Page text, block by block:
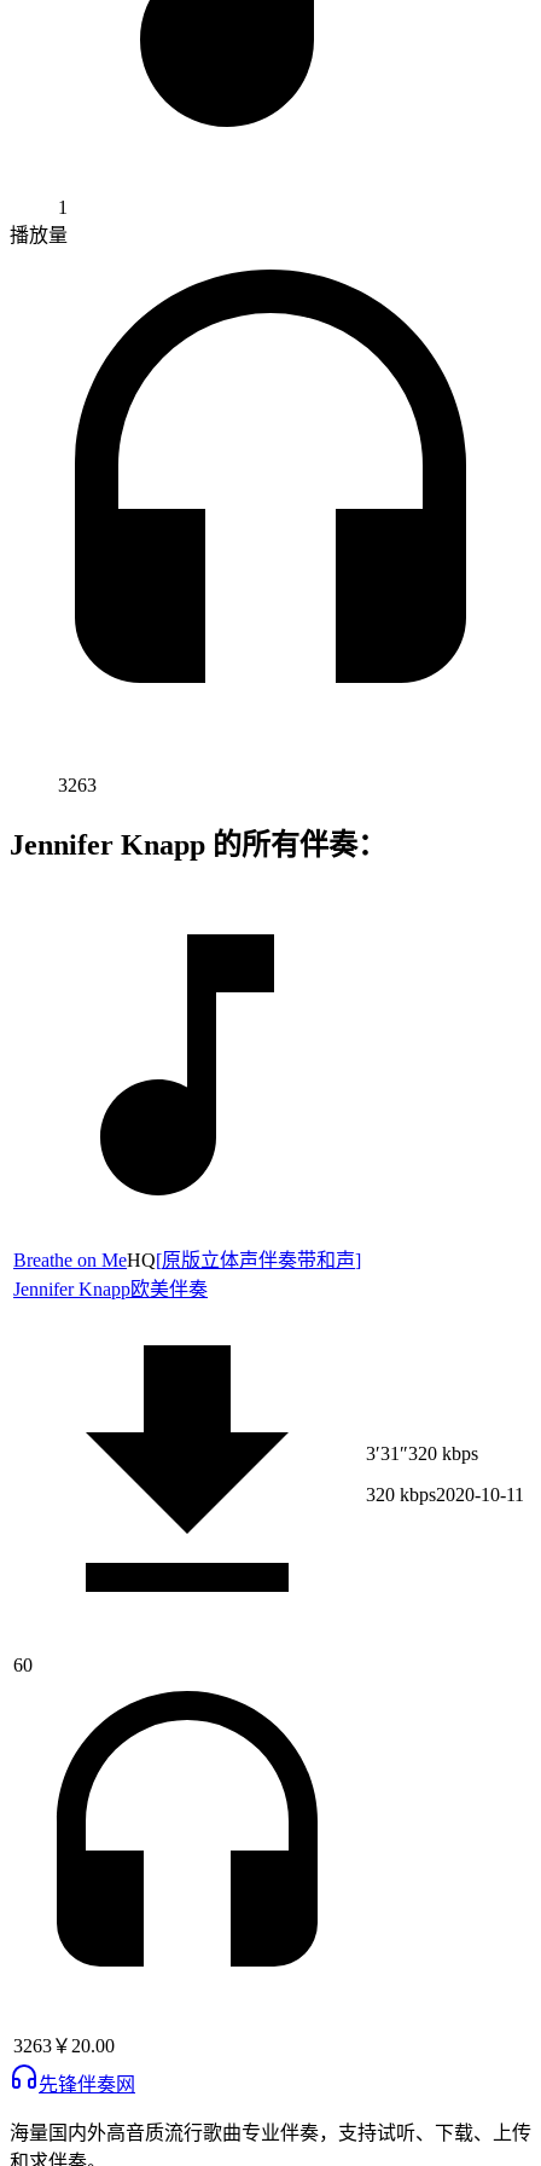
1
播放量
3263
Jennifer Knapp 的所有伴奏：
Breathe on MeHQ[原版立体声伴奏带和声]
Jennifer Knapp欧美伴奏
60
3263￥20.00
3′31″320 kbps
320 kbps2020-10-11
先锋伴奏网
海量国内外高音质流行歌曲专业伴奏，支持试听、下载、上传
和求伴奏。